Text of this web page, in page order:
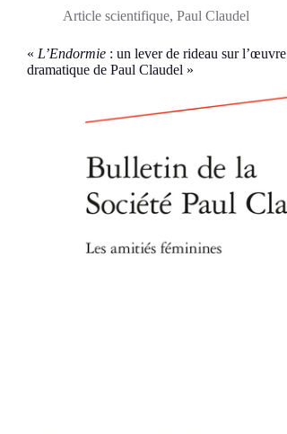
Article scientifique, Paul Claudel
« L’Endormie : un lever de rideau sur l’œuvre
dramatique de Paul Claudel »